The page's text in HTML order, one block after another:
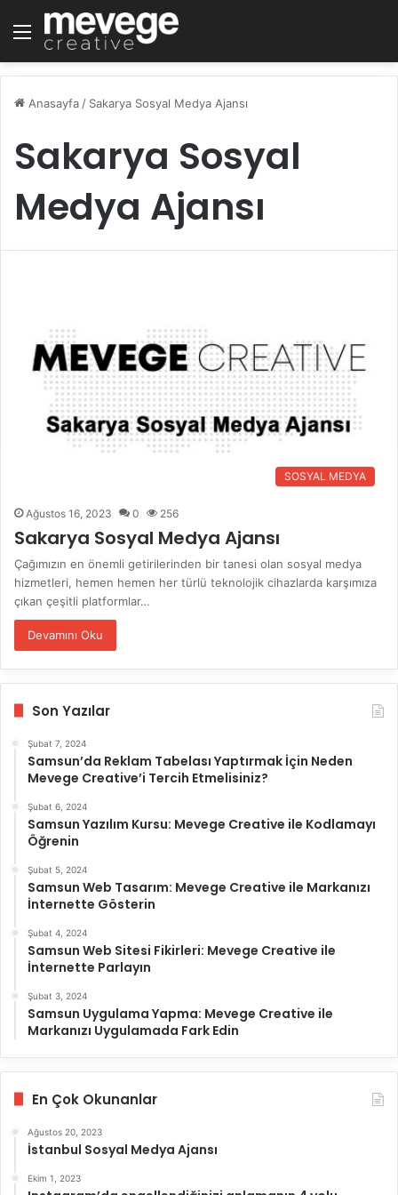
Menü
Anasayfa / Sakarya Sosyal Medya Ajansı
Sakarya Sosyal
Medya Ajansı
SOSYAL MEDYA
Ağustos 16, 2023 0 256
Sakarya Sosyal Medya Ajansı
Çağımızın en önemli getirilerinden bir tanesi olan sosyal medya
hizmetleri, hemen hemen her türlü teknolojik cihazlarda karşımıza
çıkan çeşitli platformlar…
Devamını Oku
Son Yazılar
Şubat 7, 2024
Samsun’da Reklam Tabelası Yaptırmak İçin Neden
Mevege Creative’i Tercih Etmelisiniz?
Şubat 6, 2024
Samsun Yazılım Kursu: Mevege Creative ile Kodlamayı
Öğrenin
Şubat 5, 2024
Samsun Web Tasarım: Mevege Creative ile Markanızı
İnternette Gösterin
Şubat 4, 2024
Samsun Web Sitesi Fikirleri: Mevege Creative ile
İnternette Parlayın
Şubat 3, 2024
Samsun Uygulama Yapma: Mevege Creative ile
Markanızı Uygulamada Fark Edin
En Çok Okunanlar
Ağustos 20, 2023
İstanbul Sosyal Medya Ajansı
Ekim 1, 2023